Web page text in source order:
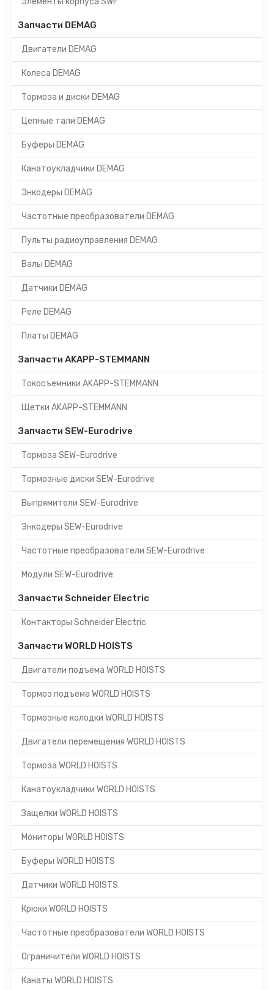
Запчасти DEMAG
Двигатели DEMAG
Колеса DEMAG
Тормоза и диски DEMAG
Цепные тали DEMAG
Буферы DEMAG
Канатоукладчики DEMAG
Энкодеры DEMAG
Частотные преобразователи DEMAG
Пульты радиоуправления DEMAG
Валы DEMAG
Датчики DEMAG
Реле DEMAG
Платы DEMAG
Запчасти AKAPP-STEMMANN
Токосъемники AKAPP-STEMMANN
Щетки AKAPP-STEMMANN
Запчасти SEW-Eurodrive
Тормоза SEW-Eurodrive
Тормозные диски SEW-Eurodrive
Выпрямители SEW-Eurodrive
Энкодеры SEW-Eurodrive
Частотные преобразователи SEW-Eurodrive
Модули SEW-Eurodrive
Запчасти Schneider Electric
Контакторы Schneider Electric
Запчасти WORLD HOISTS
Двигатели подъема WORLD HOISTS
Тормоз подъема WORLD HOISTS
Тормозные колодки WORLD HOISTS
Двигатели перемещения WORLD HOISTS
Тормоза WORLD HOISTS
Канатоукладчики WORLD HOISTS
Защелки WORLD HOISTS
Мониторы WORLD HOISTS
Буферы WORLD HOISTS
Датчики WORLD HOISTS
Крюки WORLD HOISTS
Частотные преобразователи WORLD HOISTS
Ограничители WORLD HOISTS
Канаты WORLD HOISTS